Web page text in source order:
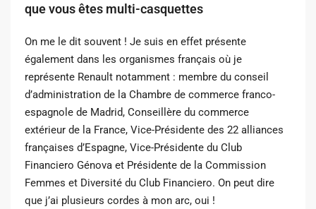
que vous êtes multi-casquettes
On me le dit souvent ! Je suis en effet présente
également dans les organismes français où je
représente Renault notamment : membre du conseil
d’administration de la Chambre de commerce franco-
espagnole de Madrid, Conseillère du commerce
extérieur de la France, Vice-Présidente des 22 alliances
françaises d’Espagne, Vice-Présidente du Club
Financiero Génova et Présidente de la Commission
Femmes et Diversité du Club Financiero. On peut dire
que j’ai plusieurs cordes à mon arc, oui !